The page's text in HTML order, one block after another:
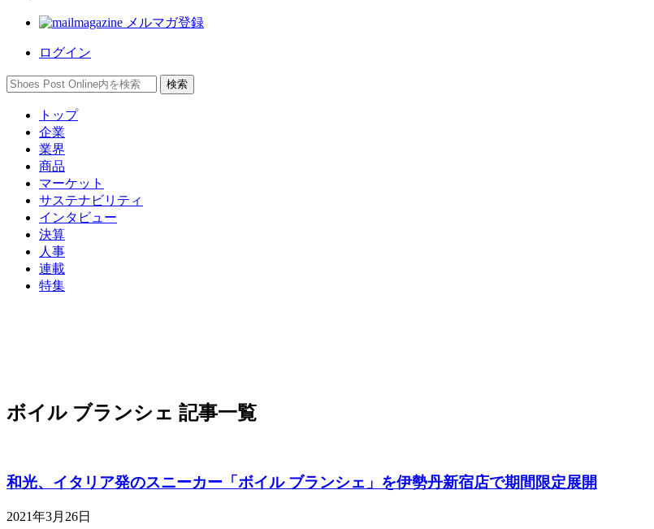
メルマガ登録
ログイン
トップ
企業
業界
商品
マーケット
サステナビリティ
インタビュー
決算
人事
連載
特集
ボイル ブランシェ 記事一覧
和光、イタリア発のスニーカー「ボイル ブランシェ」を伊勢丹新宿店で期間限定展開
2021年3月26日